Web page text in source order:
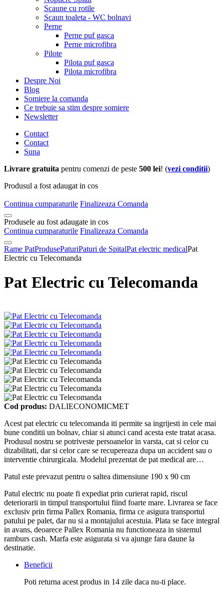
Scaune cu rotile
Scaun toaleta - WC bolnavi
Perne
Perne puf gasca
Perne microfibra
Pilote
Pilota puf gasca
Pilota microfibra
Despre Noi
Blog
Somiere la comanda
Ce trebuie sa stim despre somiere
Newsletter
Contact
Contact
Suna
Livrare gratuita pentru comenzi de peste 500 lei! (vezi conditii)
Produsul a fost adaugat in cos
Continua cumparaturile Finalizeaza Comanda
Produsele au fost adaugate in cos
Continua cumparaturile Finalizeaza Comanda
Rame PatProdusePaturiPaturi de SpitalPat electric medicalPat
Electric cu Telecomanda
Pat Electric cu Telecomanda
Cod produs: DALIECONOMICMET
Acest pat electric cu telecomanda iti permite sa ingrijesti in cele mai
bune conditii un bolnav, chiar si atunci cand acesta este tratat acasa.
Produsul nostru se potriveste persoanelor in varsta, cat si celor cu
dizabilitati, dar si celor care se recupereaza dupa un accident sau o
interventie chirurgicala. Modelul prezentat de pat medical are…
Patul este prevazut pentru o saltea dimensiune 190 x 90 cm
Patul electric nu poate fi expediat prin curierat rapid, riscul
deteriorarii in timpul transportului fiind foarte mare. Livrarea se face
exclusiv prin firma Pallex Romania, firma ce asigura transportul
patului pe palet, dar nu si a montajului acestuia. Plata se face integral
in avans, deoarece Pallex Romania nu functioneaza in sistemul
ramburs cash. Marfa este asigurata si va ajunge fara daune la
destinatie.
Beneficii
Poti returna acest produs in 14 zile daca nu-ti place.